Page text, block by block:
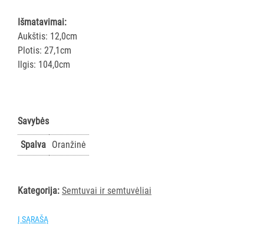
Teleskopiniai
kotai
Gremžtukai,
mentelės
semtuvėliai
Dangčiai
Pastatų
vežimėliai
Išmatavimai:
Aukštis: 12,0cm
Plotis: 27,1cm
Ilgis: 104,0cm
Savybės
Spalva Oranžinė
Kategorija: Semtuvai ir semtuvėliai
Į SĄRAŠĄ